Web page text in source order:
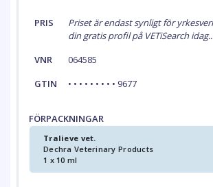
PRIS
Priset är endast synligt för
din gratis profil på VETiSearch idag..
VNR
064585
GTIN
• • • • • • • • • 9677
FÖRPACKNINGAR
Tralieve vet.
Dechra Veterinary Products
1 x 10 ml